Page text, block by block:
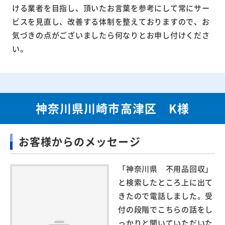
ける業者を目指し、頂いたお言葉を参考にして常にサー
ビスを見直し、改善する体制を整えておりますので、お
気づきの点がございましたら何なりとお申し付けくださ
い。
神奈川県川崎市高津区 K様
お客様からのメッセージ
「神奈川県 不用品回収」
と検索したところ上に出て
きたので電話しました。受
付の段階でこちらの話をし
っかりと聞いていただいた